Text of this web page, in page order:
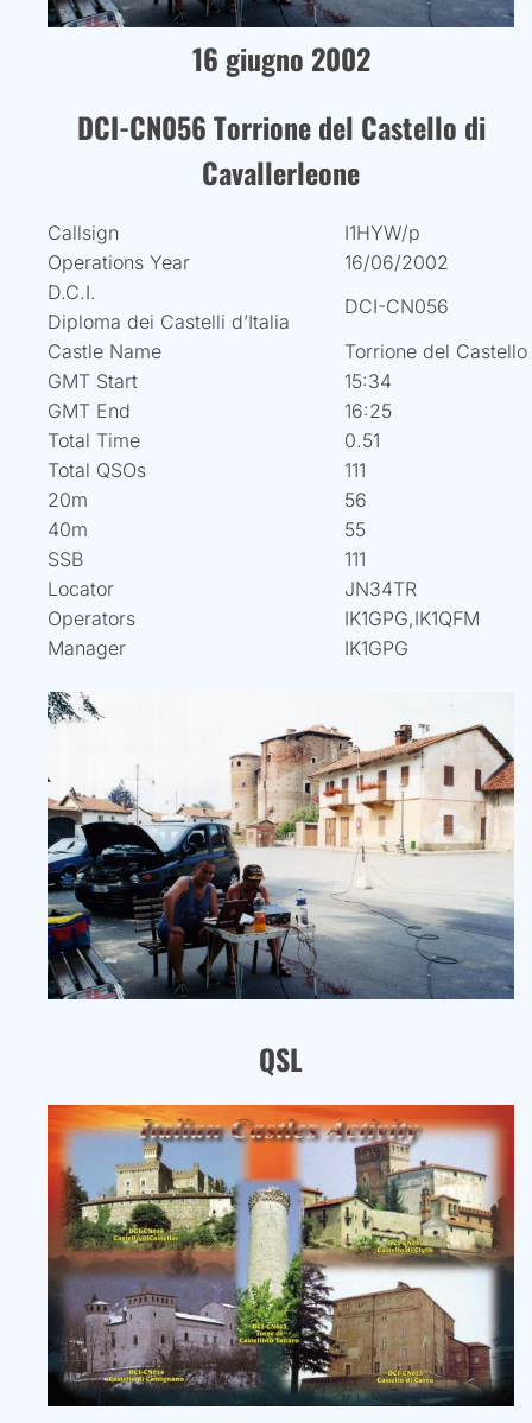
16 giugno 2002
DCI-CN056 Torrione del Castello di
Cavallerleone
Callsign
I1HYW/p
Operations Year
16/06/2002
D.C.I.
Diploma dei Castelli d’Italia
DCI-CN056
Castle Name
Torrione del
GMT Start
15:34
GMT End
16:25
Total Time
0.51
Total QSOs
111
20m
56
40m
55
SSB
111
Locator
JN34TR
Operators
IK1GPG,IK1QFM
Manager
IK1GPG
QSL